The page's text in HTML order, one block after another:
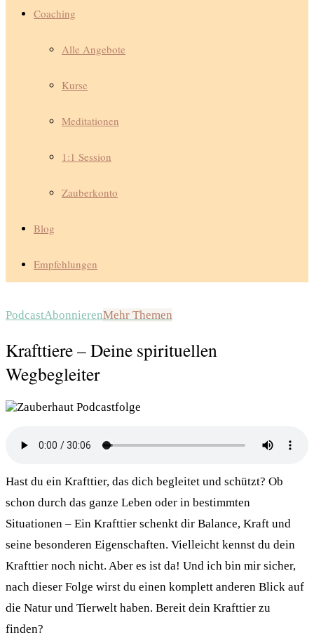
Coaching
Alle Angebote
Kurse
Meditationen
1:1 Session
Zauberkonto
Blog
Empfehlungen
PodcastAbonnierenMehr Themen
Krafttiere – Deine spirituellen
Wegbegleiter
Hast du ein Krafttier, das dich begleitet und schützt? Ob
schon durch das ganze Leben oder in bestimmten
Situationen – Ein Krafttier schenkt dir Balance, Kraft und
seine besonderen Eigenschaften. Vielleicht kennst du dein
Krafttier noch nicht. Aber es ist da! Und ich bin mir sicher,
nach dieser Folge wirst du einen komplett anderen Blick auf
die Natur und Tierwelt haben. Bereit dein Krafttier zu
finden?